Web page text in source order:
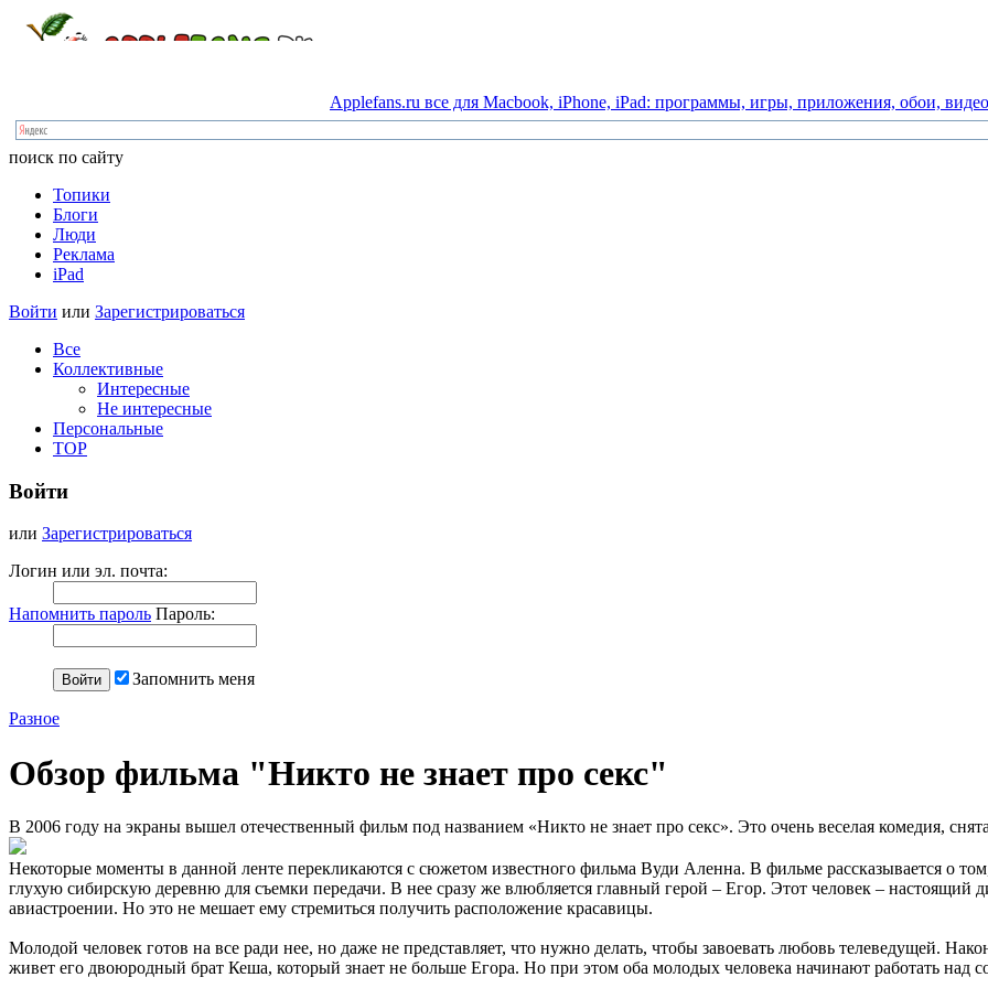
Applefans.ru все для Macbook, iPhone, iPad: программы, игры, приложения, обои, видео
поиск по сайту
Топики
Блоги
Люди
Реклама
iPad
Войти или Зарегистрироваться
Все
Коллективные
Интересные
Не интересные
Персональные
TOP
Войти
или Зарегистрироваться
Логин или эл. почта:
Напомнить пароль Пароль:
Запомнить меня
Разное
Обзор фильма "Никто не знает про секс"
В 2006 году на экраны вышел отечественный фильм под названием «Никто не знает про секс». Это очень веселая комедия,
Некоторые моменты в данной ленте перекликаются с сюжетом известного фильма Вуди Аленна. В фильме рассказывается о
глухую сибирскую деревню для съемки передачи. В нее сразу же влюбляется главный герой – Егор. Этот человек – настоящий
авиастроении. Но это не мешает ему стремиться получить расположение красавицы.
Молодой человек готов на все ради нее, но даже не представляет, что нужно делать, чтобы завоевать любовь телеведущей.
живет его двоюродный брат Кеша, который знает не больше Егора. Но при этом оба молодых человека начинают работать над